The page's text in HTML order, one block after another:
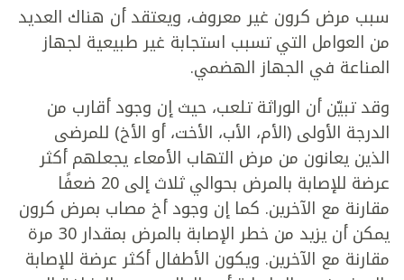
سبب مرض كرون غير معروف، ويعتقد أن هناك العديد
من العوامل التي تسبب استجابة غير طبيعية لجهاز
المناعة في الجهاز الهضمي.
وقد تبيّن أن الوراثة تلعب، حيث إن وجود أقارب من
الدرجة الأولى (الأم، الأب، الأخت، أو الأخ) للمرضى
الذين يعانون من مرض التهاب الأمعاء يجعلهم أكثر
عرضة للإصابة بالمرض بحوالي ثلاث إلى 20 ضعفًا
مقارنة مع الآخرين. كما إن وجود أخ مصاب بمرض كرون
يمكن أن يزيد من خطر الإصابة بالمرض بمقدار 30 مرة
مقارنة مع الآخرين. ويكون الأطفال أكثر عرضة للإصابة